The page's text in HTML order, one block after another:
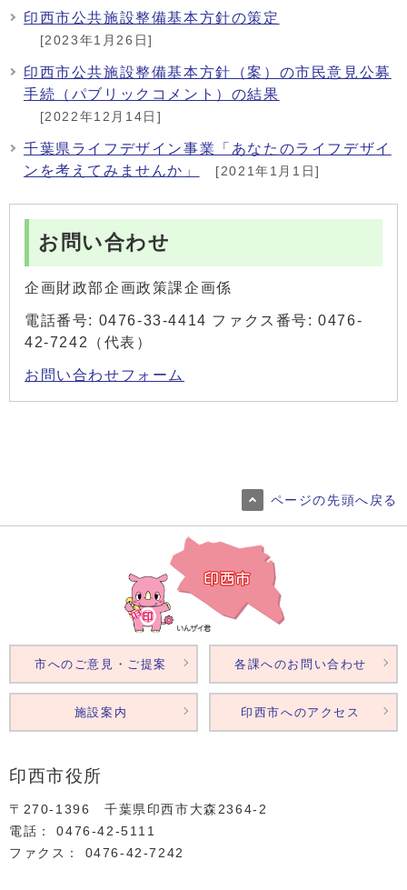
印西市公共施設整備基本方針の策定
[2023年1月26日]
印西市公共施設整備基本方針（案）の市民意見公募
手続（パブリックコメント）の結果
[2022年12月14日]
千葉県ライフデザイン事業「あなたのライフデザイ
ンを考えてみませんか」
[2021年1月1日]
お問い合わせ
企画財政部企画政策課企画係
電話番号: 0476-33-4414 ファクス番号: 0476-
42-7242（代表）
お問い合わせフォーム
ページの先頭へ戻る
印西市役所
〒270-1396 千葉県印西市大森2364‐2
電話： 0476‐42‐5111
ファクス： 0476‐42‐7242
市へのご意見・ご提案 各課へのお問い合わせ
施設案内 印西市へのアクセス